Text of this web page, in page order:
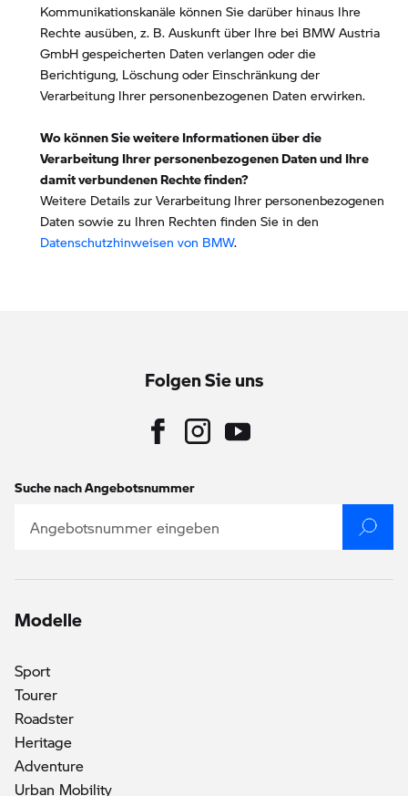
Kommunikationskanäle können Sie darüber hinaus Ihre
Rechte ausüben, z. B. Auskunft über Ihre bei BMW Austria
GmbH gespeicherten Daten verlangen oder die
Berichtigung, Löschung oder Einschränkung der
Verarbeitung Ihrer personenbezogenen Daten erwirken.
Wo können Sie weitere Informationen über die
Verarbeitung Ihrer personenbezogenen Daten und Ihre
damit verbundenen Rechte finden?
Weitere Details zur Verarbeitung Ihrer personenbezogenen
Daten sowie zu Ihren Rechten finden Sie in den
Datenschutzhinweisen von BMW.
Folgen Sie uns
Suche nach Angebotsnummer
Modelle
Sport
Tourer
Roadster
Heritage
Adventure
Urban Mobility